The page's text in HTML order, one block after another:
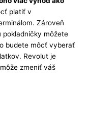
platiť v
Zároveň
pokladničky môžete
budete môcť vyberať
Revolut je
zmeniť váš